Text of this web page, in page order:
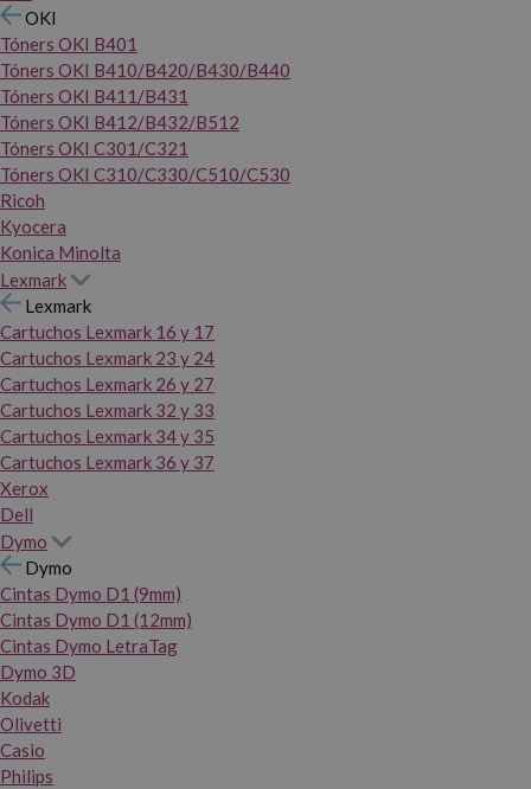
OKI
Tóners OKI B401
Tóners OKI B410/B420/B430/B440
Tóners OKI B411/B431
Tóners OKI B412/B432/B512
Tóners OKI C301/C321
Tóners OKI C310/C330/C510/C530
Ricoh
Kyocera
Konica Minolta
Lexmark
Lexmark
Cartuchos Lexmark 16 y 17
Cartuchos Lexmark 23 y 24
Cartuchos Lexmark 26 y 27
Cartuchos Lexmark 32 y 33
Cartuchos Lexmark 34 y 35
Cartuchos Lexmark 36 y 37
Xerox
Dell
Dymo
Dymo
Cintas Dymo D1 (9mm)
Cintas Dymo D1 (12mm)
Cintas Dymo LetraTag
Dymo 3D
Kodak
Olivetti
Casio
Philips